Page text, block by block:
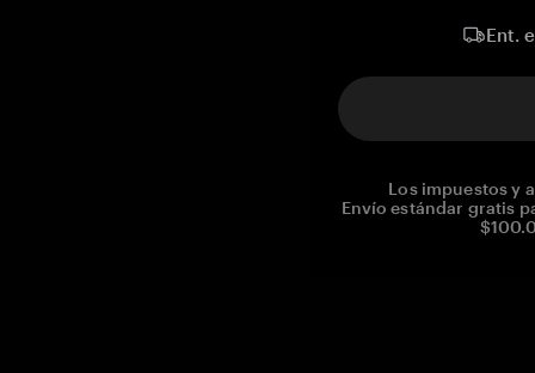
Ent.
Los impuestos y
Envío estándar gratis